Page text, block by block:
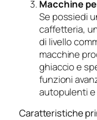
Macchine
Se possiedi
caffetteria,
di livello
macchine
ghiaccio e
funzioni
autopulenti
Caratteristiche